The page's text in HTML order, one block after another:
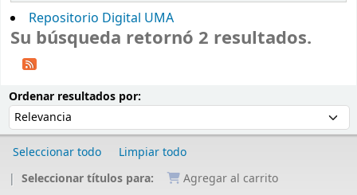
Repositorio Digital UMA
Su búsqueda retornó 2 resultados.
Ordenar resultados por:
Seleccionar todo
Limpiar todo
Seleccionar títulos para:
Agregar al carrito